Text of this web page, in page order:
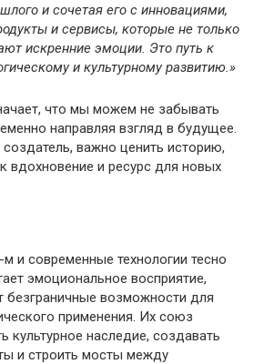
и сочетая его с инновациями,
и сервисы, которые не только
искренние эмоции. Это путь к
и культурному развитию.»
что мы можем не забывать
направляя взгляд в будущее.
важно ценить историю,
вдохновение и ресурс для новых
и современные технологии тесно
эмоциональное восприятие,
безграничные возможности для
применения. Их союз
культурное наследие, создавать
и строить мосты между